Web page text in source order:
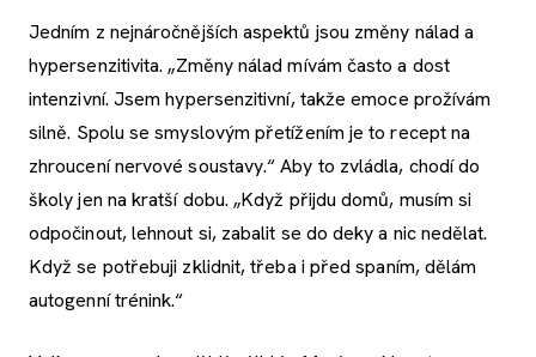
Jedním z nejnáročnějších aspektů jsou změny nálad a
hypersenzitivita. „Změny nálad mívám často a dost
intenzivní. Jsem hypersenzitivní, takže emoce prožívám
silně. Spolu se smyslovým přetížením je to recept na
zhroucení nervové soustavy.“ Aby to zvládla, chodí do
školy jen na kratší dobu. „Když přijdu domů, musím si
odpočinout, lehnout si, zabalit se do deky a nic nedělat.
Když se potřebuji zklidnit, třeba i před spaním, dělám
autogenní trénink.“